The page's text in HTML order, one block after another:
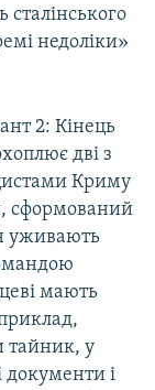
сталінського
недоліки»
2: Кінець
дві з
Криму
сформований
уживають
мають
тайник, у
документи і